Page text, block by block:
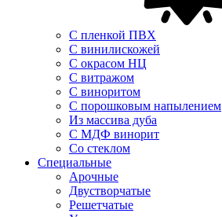
С пленкой ПВХ
С винилискожей
С окрасом НЦ
С витражом
С виноритом
С порошковым напылением
Из массива дуба
С МДФ винорит
Со стеклом
Специальные
Арочные
Двустворчатые
Решетчатые